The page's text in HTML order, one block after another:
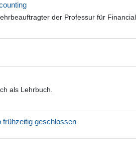
der Professur für
als Lehrbuch.
frühzeitig geschlossen